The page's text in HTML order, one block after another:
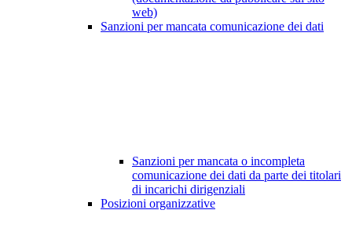
web)
Sanzioni per mancata comunicazione dei dati
Sanzioni per mancata o incompleta
comunicazione dei dati da parte dei titolari
di incarichi dirigenziali
Posizioni organizzative